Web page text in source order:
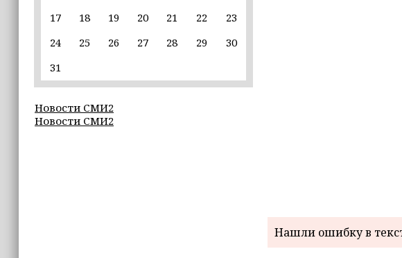
Силы ПВО сбили 75 БПЛА над
сутки
20:09
19:37
17
18 19 20 21 22
23
24
25 26 27 28 29
30
31
Новости СМИ2
Новости СМИ2
Нашли ошибку в